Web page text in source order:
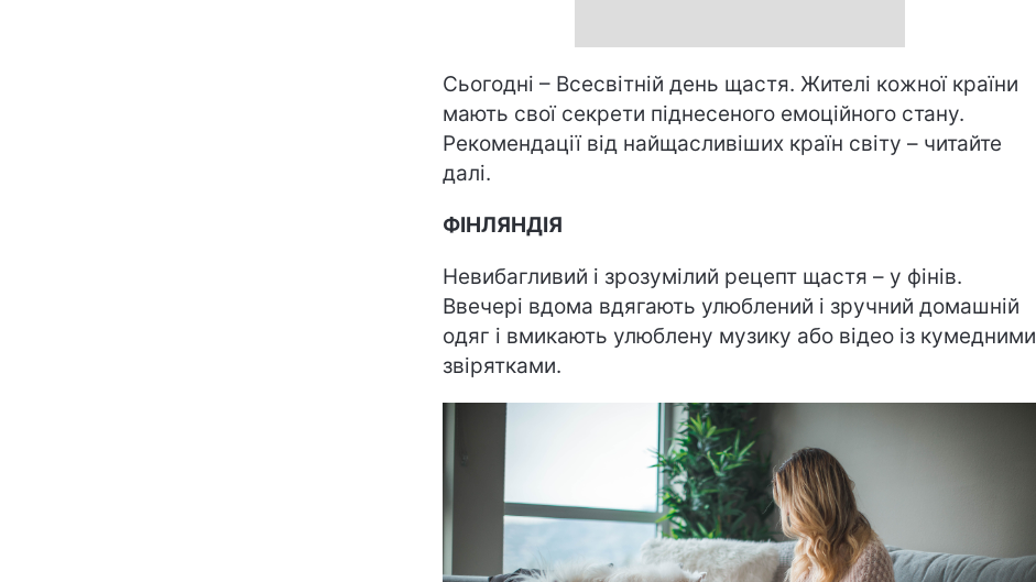
Сьогодні – Всесвітній день щастя. Жителі кожної країни
мають свої секрети піднесеного емоційного стану.
Рекомендації від найщасливіших країн світу – читайте
далі.
ФІНЛЯНДІЯ
Невибагливий і зрозумілий рецепт щастя – у фінів.
Ввечері вдома вдягають улюблений і зручний домашній
одяг і вмикають улюблену музику або відео із кумедними
звірятками.